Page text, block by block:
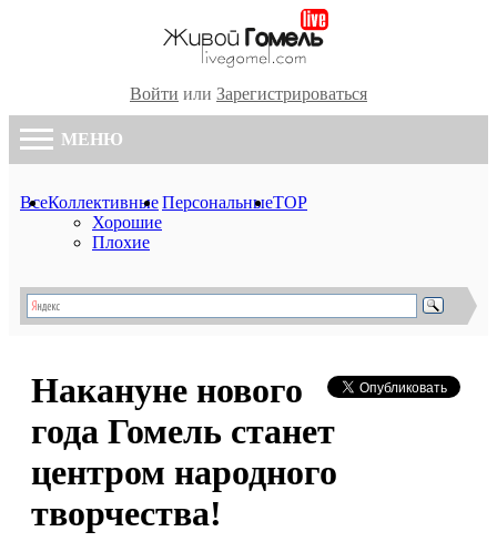
Войти или Зарегистрироваться
МЕНЮ
ВсеКоллективные
Хорошие
Плохие
ПерсональныеTOP
Накануне нового
года Гомель станет
центром народного
творчества!